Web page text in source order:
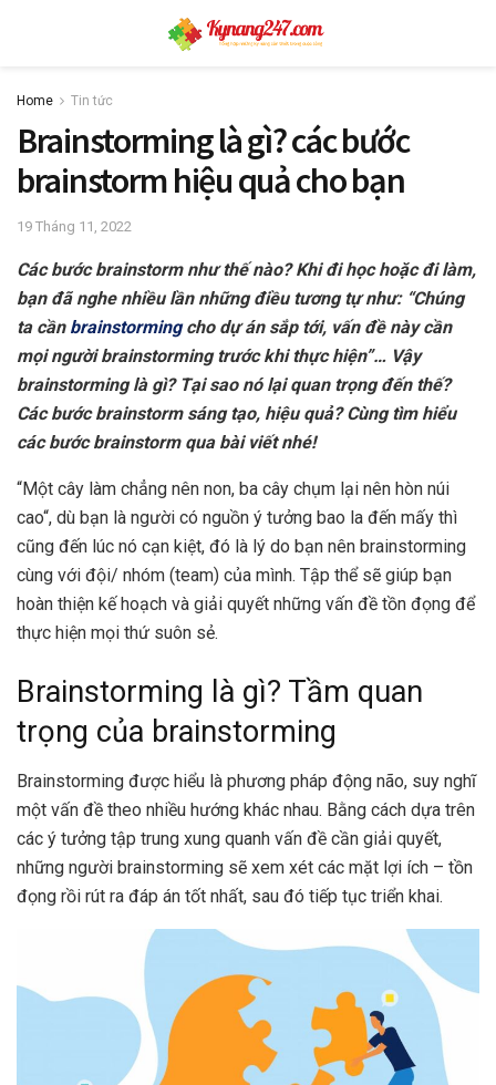
Home Tin tức
Brainstorming là gì? các bước
brainstorm hiệu quả cho bạn
19 Tháng 11, 2022
Các bước brainstorm như thế nào? Khi đi học hoặc đi làm,
bạn đã nghe nhiều lần những điều tương tự như: “Chúng
ta cần brainstormingcho dự án sắp tới, vấn đề này cần
mọi người brainstorming trước khi thực hiện”… Vậy
brainstorming là gì? Tại sao nó lại quan trọng đến thế?
Các bước brainstorm sáng tạo, hiệu quả? Cùng tìm hiểu
các bước brainstorm qua bài viết nhé!
“Một cây làm chẳng nên non, ba cây chụm lại nên hòn núi
cao“, dù bạn là người có nguồn ý tưởng bao la đến mấy thì
cũng đến lúc nó cạn kiệt, đó là lý do bạn nên brainstorming
cùng với đội/ nhóm (team) của mình. Tập thể sẽ giúp bạn
hoàn thiện kế hoạch và giải quyết những vấn đề tồn đọng để
thực hiện mọi thứ suôn sẻ.
Brainstorming là gì? Tầm quan
trọng của brainstorming
Brainstorming được hiểu là phương pháp động não, suy nghĩ
một vấn đề theo nhiều hướng khác nhau. Bằng cách dựa trên
các ý tưởng tập trung xung quanh vấn đề cần giải quyết,
những người brainstorming sẽ xem xét các mặt lợi ích – tồn
đọng rồi rút ra đáp án tốt nhất, sau đó tiếp tục triển khai.